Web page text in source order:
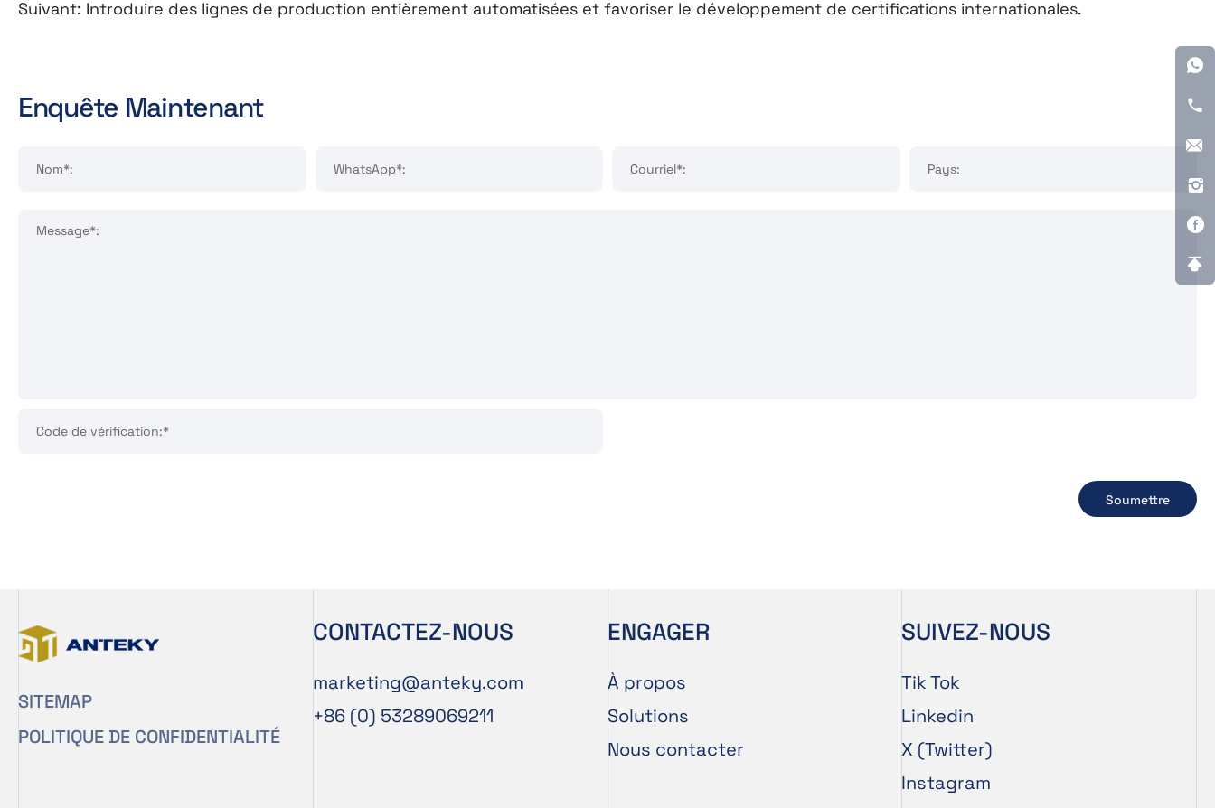
Suivant: Introduire des lignes de production entièrement automatisées et favoriser le développement de certifications internationales.
Enquête Maintenant
Nom*: WhatsApp*: Courriel*: Pays:
Message*:
Code de vérification:*
Soumettre
SITEMAP
POLITIQUE DE CONFIDENTIALITÉ
CONTACTEZ-NOUS
marketing@anteky.com
+86 (0) 53289069211
ENGAGER
À propos
Solutions
Nous contacter
SUIVEZ-NOUS
Tik Tok
Linkedin
X (Twitter)
Instagram